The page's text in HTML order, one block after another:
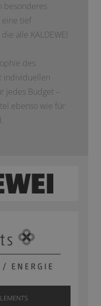
besonderes
eine tief
alle KALDEWEI
des
individuellen
jedes Budget –
ebenso wie für